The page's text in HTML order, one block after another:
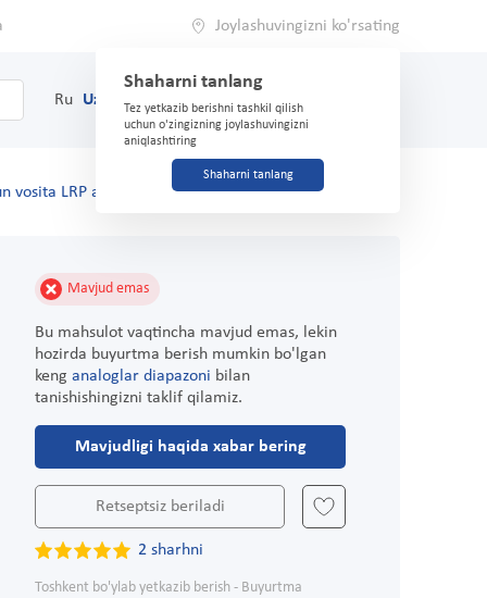
Joylashuvingizni ko'rsating
Shaharni tanlang
Tez yetkazib berishni tashkil qilish
uchun o'zingizning joylashuvingizni
aniqlashtiring
Shaharni tanlang
Ru Uz (71) 200-03-03
vosita LRP anti-yoshga qarshi 15ml
Mavjud emas
Bu mahsulot vaqtincha mavjud emas, lekin
hozirda buyurtma berish mumkin bo'lgan
keng analoglar diapazoni bilan
tanishishingizni taklif qilamiz.
Mavjudligi haqida xabar bering
Retseptsiz beriladi
2 sharhni
Toshkent bo'ylab yetkazib berish - Buyurtma